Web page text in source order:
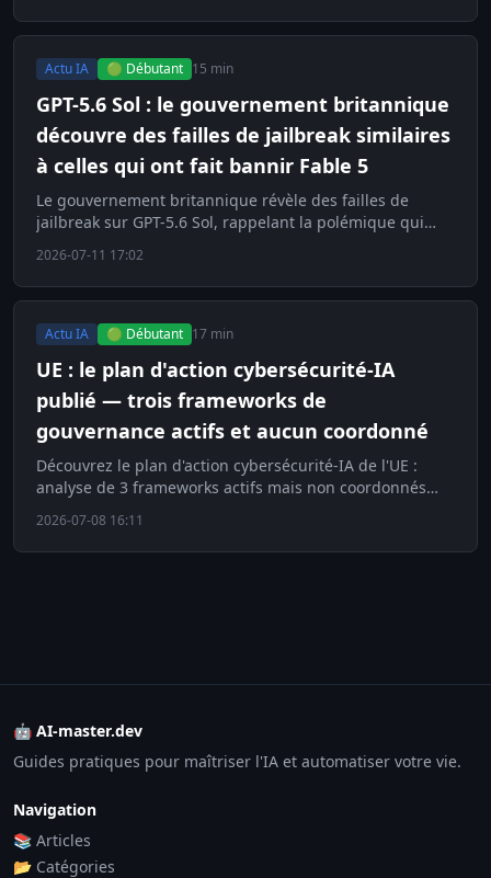
Actu IA 🟢 Débutant 15 min
GPT-5.6 Sol : le gouvernement britannique
découvre des failles de jailbreak similaires
à celles qui ont fait bannir Fable 5
Le gouvernement britannique révèle des failles de
jailbreak sur GPT-5.6 Sol, rappelant la polémique qui
2026-07-11 17:02
Actu IA 🟢 Débutant 17 min
UE : le plan d'action cybersécurité-IA
publié — trois frameworks de
gouvernance actifs et aucun coordonné
Découvrez le plan d'action cybersécurité-IA de l'UE :
analyse de 3 frameworks actifs mais non coordonnés
2026-07-08 16:11
🤖 AI-master.dev
Guides pratiques pour maîtriser l'IA et automatiser votre vie.
Navigation
📚 Articles
📂 Catégories